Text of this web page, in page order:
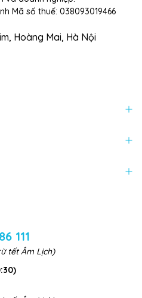
Mã số thuế: 038093019466
Hoàng Mai, Hà Nội
111
tết Âm Lịch)